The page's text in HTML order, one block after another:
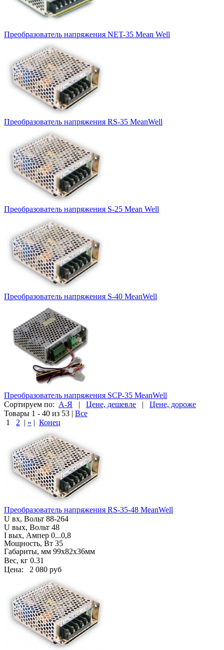
Преобразователь напряжения NET-35 Mean Well
Преобразователь напряжения RS-35 MeanWell
Преобразователь напряжения S-25 Mean Well
Преобразователь напряжения S-40 MeanWell
Преобразователь напряжения SCP-35 MeanWell
Сортируем по: А-Я | Цене, дешевле | Цене, дороже
Товары 1 - 40 из 53 | Все
1
2 | » | Конец
Преобразователь напряжения RS-35-48 MeanWell
U вх, Вольт 88-264
U вых, Вольт 48
I вых, Ампер 0...0,8
Мощность, Вт 35
Габариты, мм 99х82х36мм
Вес, кг 0.31
Цена: 2 080 руб